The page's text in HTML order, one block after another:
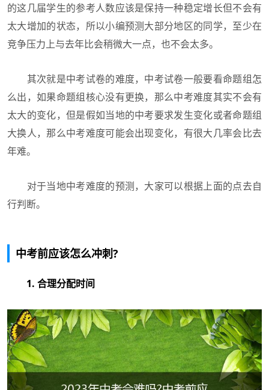
的这几届学生的参考人数应该是保持一种稳定增长但不会有
太大增加的状态，所以小编预测大部分地区的同学，至少在
竞争压力上与去年比会稍微大一点，也不会太多。
其次就是中考试卷的难度，中考试卷一般要看命题组怎
么出，如果命题组核心没有更换，那么中考难度其实不会有
太大的变化，但是假如当地的中考要求发生变化或者命题组
大换人，那么中考难度可能会出现变化，有很大几率会比去
年难。
对于当地中考难度的预测，大家可以根据上面的点去自
行判断。
中考前应该怎么冲刺?
1. 合理分配时间